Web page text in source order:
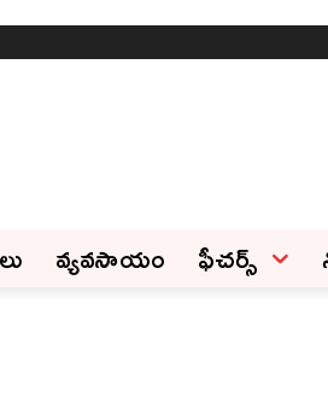
వ్యవసాయం ఫీచ‌ర్స్ ‌